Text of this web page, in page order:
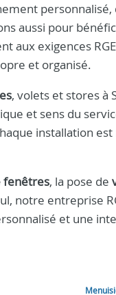
aussi pour
aux exigences
et organisé.
, volets et stores à
et sens du
installation
fenêtres, la pose de
notre entreprise
et une